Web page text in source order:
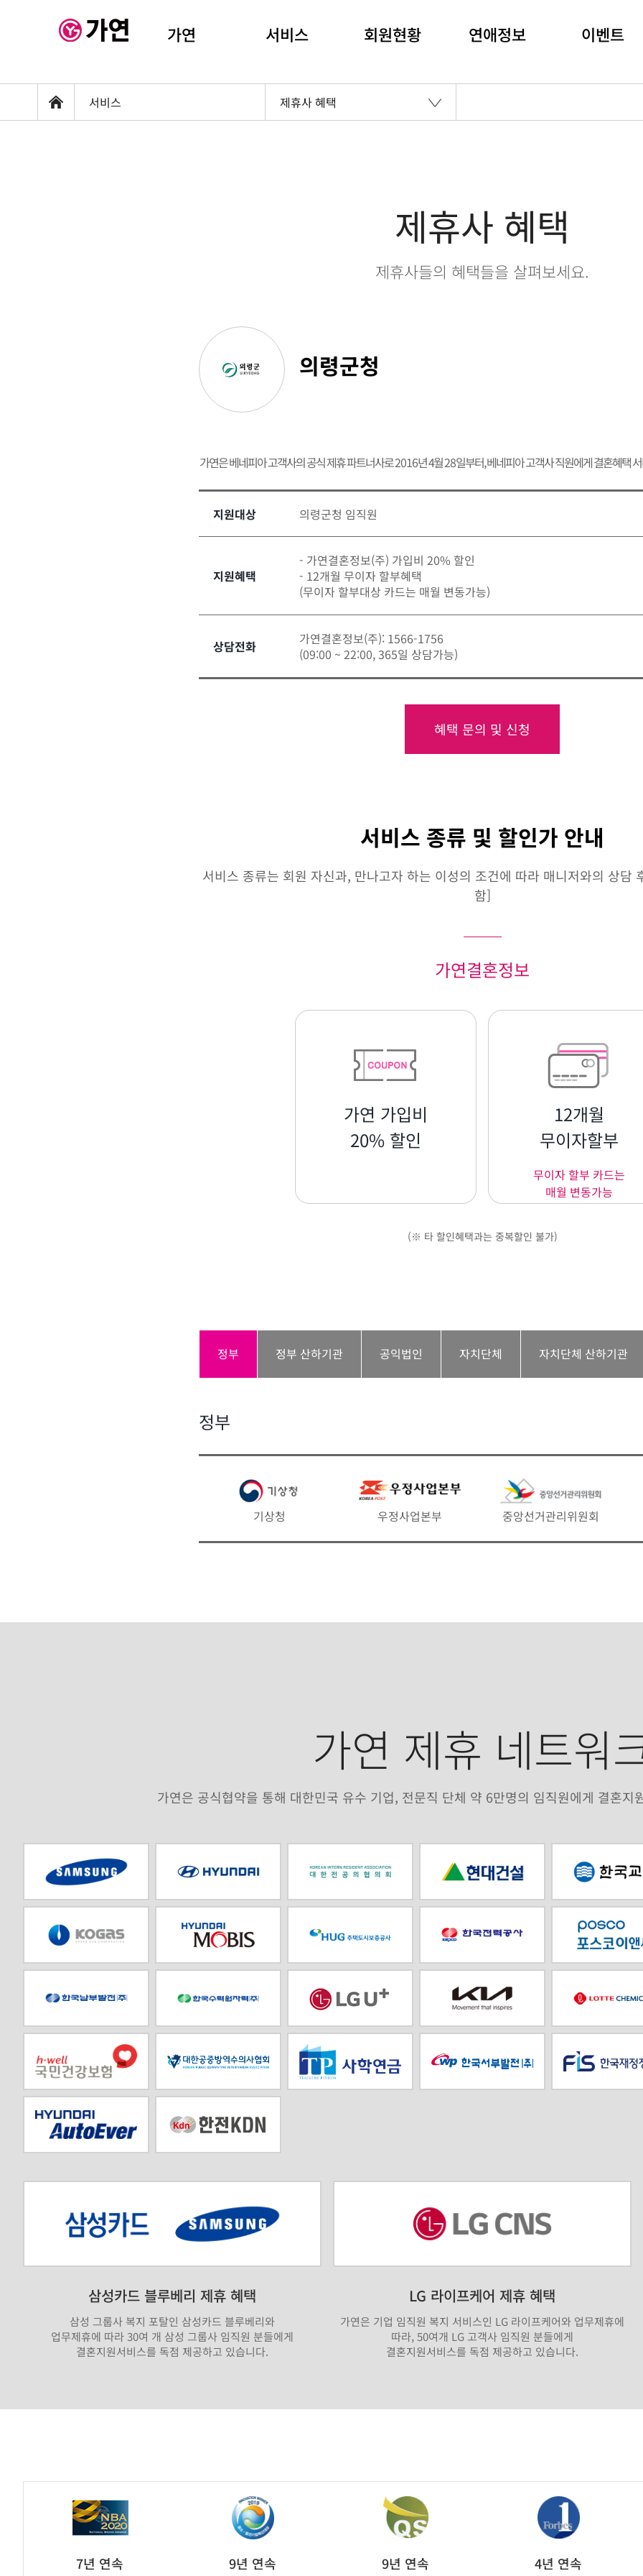
가연 서비스 회원현황 연애정보 이벤트
홈 서비스 제휴사 혜택
제휴사 혜택
제휴사들의 혜택들을 살펴보세요.
의령군청
가연은 베네피아 고객사의 공식 제휴 파트너사로2016년 4월28일부터, 베네피아 고객사 직원에게 결혼혜택
지원대상 의령군청 임직원
지원혜택
- 가연결혼정보(주) 가입비 20% 할인
- 12개월 무이자 할부혜택
(무이자 할부대상 카드는 매월 변동가능)
상담전화
가연결혼정보(주): 1566-1756
(09:00 ~ 22:00, 365일 상담가능)
혜택 문의 및 신청
서비스 종류 및 할인가 안내
서비스 종류는 회원 자신과, 만나고자 하는 이성의 조건에 따라 매니저와의 상담
함]
가연결혼정보
가연 가입비
20% 할인
12개월
무이자할부
무이자 할부 카드는
매월 변동가능
(※ 타 할인혜택과는 중복할인 불가)
정부 정부 산하기관 공익법인 자치단체 자치단체 산하기관
정부
기상청 우정사업본부 중앙선거관리위원회
가연 제휴 네트워
가연은 공식협약을 통해 대한민국 유수 기업, 전문직 단체 약 6만명의 임직원에게 결혼지
삼성카드 블루베리 제휴 혜택
삼성 그룹사 복지 포탈인 삼성카드 블루베리와
업무제휴에 따라 30여 개 삼성 그룹사 임직원 분들에게
결혼지원서비스를 독점 제공하고 있습니다.
LG 라이프케어 제휴 혜택
가연은 기업 임직원 복지 서비스인 LG 라이프케어와 업무제휴에
따라, 50여개 LG 고객사 임직원 분들에게
결혼지원서비스를 독점 제공하고 있습니다.
7년 연속 9년 연속 9년 연속 4년 연속